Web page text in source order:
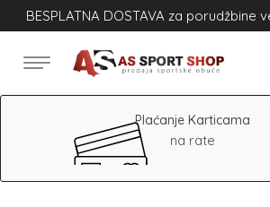
BESPLATNA DOSTAVA za porudžbine
Plaćanje Karticama
na rate